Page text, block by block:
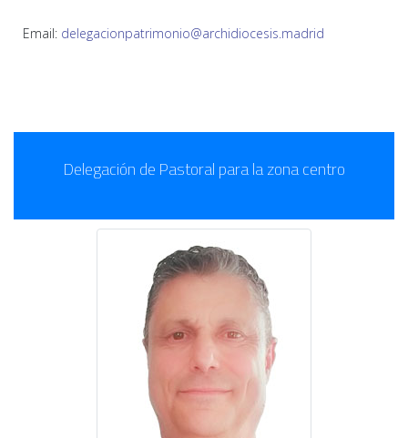
Email: delegacionpatrimonio@archidiocesis.madrid
Delegación de Pastoral para la zona centro